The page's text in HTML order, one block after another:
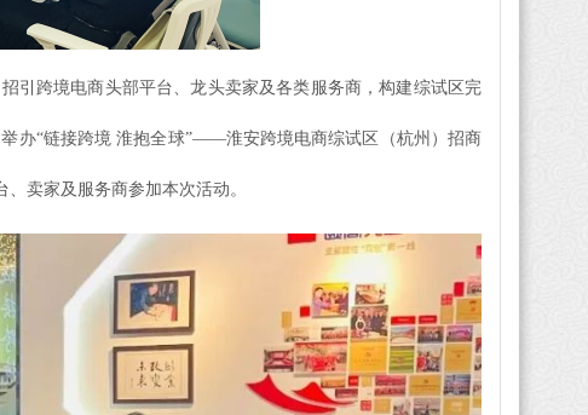
引跨境电商头部平台、龙头卖家及各类服务商，构建综试区完
办“链接跨境 淮抱全球”——淮安跨境电商综试区（杭州）招商
卖家及服务商参加本次活动。